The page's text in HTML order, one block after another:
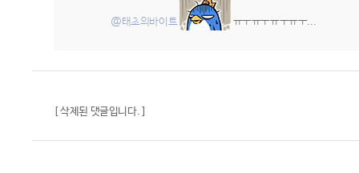
@태초의바이트 ㅠㅜㅠㅜㅠㅜㅠㅜ...
[ 삭제된 댓글입니다. ]